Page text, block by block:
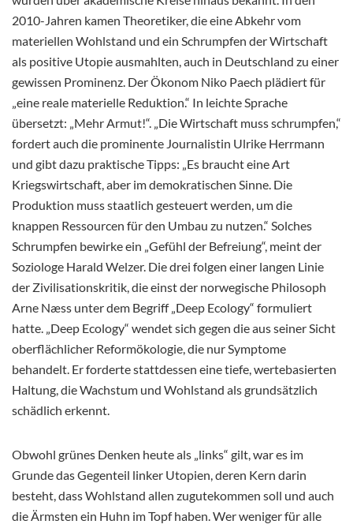
2010-Jahren kamen Theoretiker, die eine Abkehr vom
materiellen Wohlstand und ein Schrumpfen der Wirtschaft
als positive Utopie ausmahlten, auch in Deutschland zu einer
gewissen Prominenz. Der Ökonom Niko Paech plädiert für
„eine reale materielle Reduktion.“ In leichte Sprache
übersetzt: „Mehr Armut!“. „Die Wirtschaft muss schrumpfen,“
fordert auch die prominente Journalistin Ulrike Herrmann
und gibt dazu praktische Tipps: „Es braucht eine Art
Kriegswirtschaft, aber im demokratischen Sinne. Die
Produktion muss staatlich gesteuert werden, um die
knappen Ressourcen für den Umbau zu nutzen.“ Solches
Schrumpfen bewirke ein „Gefühl der Befreiung“, meint der
Soziologe Harald Welzer. Die drei folgen einer langen Linie
der Zivilisationskritik, die einst der norwegische Philosoph
Arne Næss unter dem Begriff „Deep Ecology“ formuliert
hatte. „Deep Ecology“ wendet sich gegen die aus seiner Sicht
oberflächlicher Reformökologie, die nur Symptome
behandelt. Er forderte stattdessen eine tiefe, wertebasierten
Haltung, die Wachstum und Wohlstand als grundsätzlich
schädlich erkennt.
Obwohl grünes Denken heute als „links“ gilt, war es im
Grunde das Gegenteil linker Utopien, deren Kern darin
besteht, dass Wohlstand allen zugutekommen soll und auch
die Ärmsten ein Huhn im Topf haben. Wer weniger für alle